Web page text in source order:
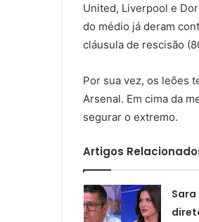
United, Liverpool e
do médio já deram
cláusula de rescisão
Por sua vez, os leões
Arsenal. Em cima da
segurar o extremo.
Artigos